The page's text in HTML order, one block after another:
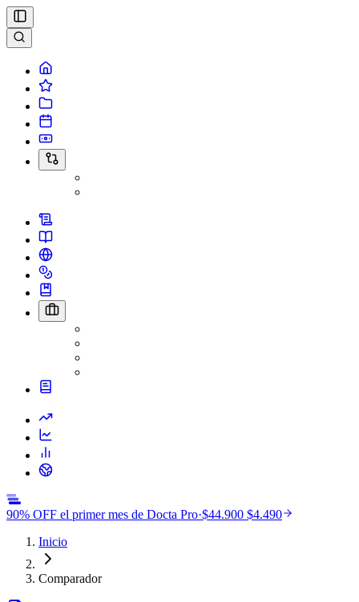
90% OFF el primer mes de Docta Pro·$44.900 $4.490
Inicio
Comparador